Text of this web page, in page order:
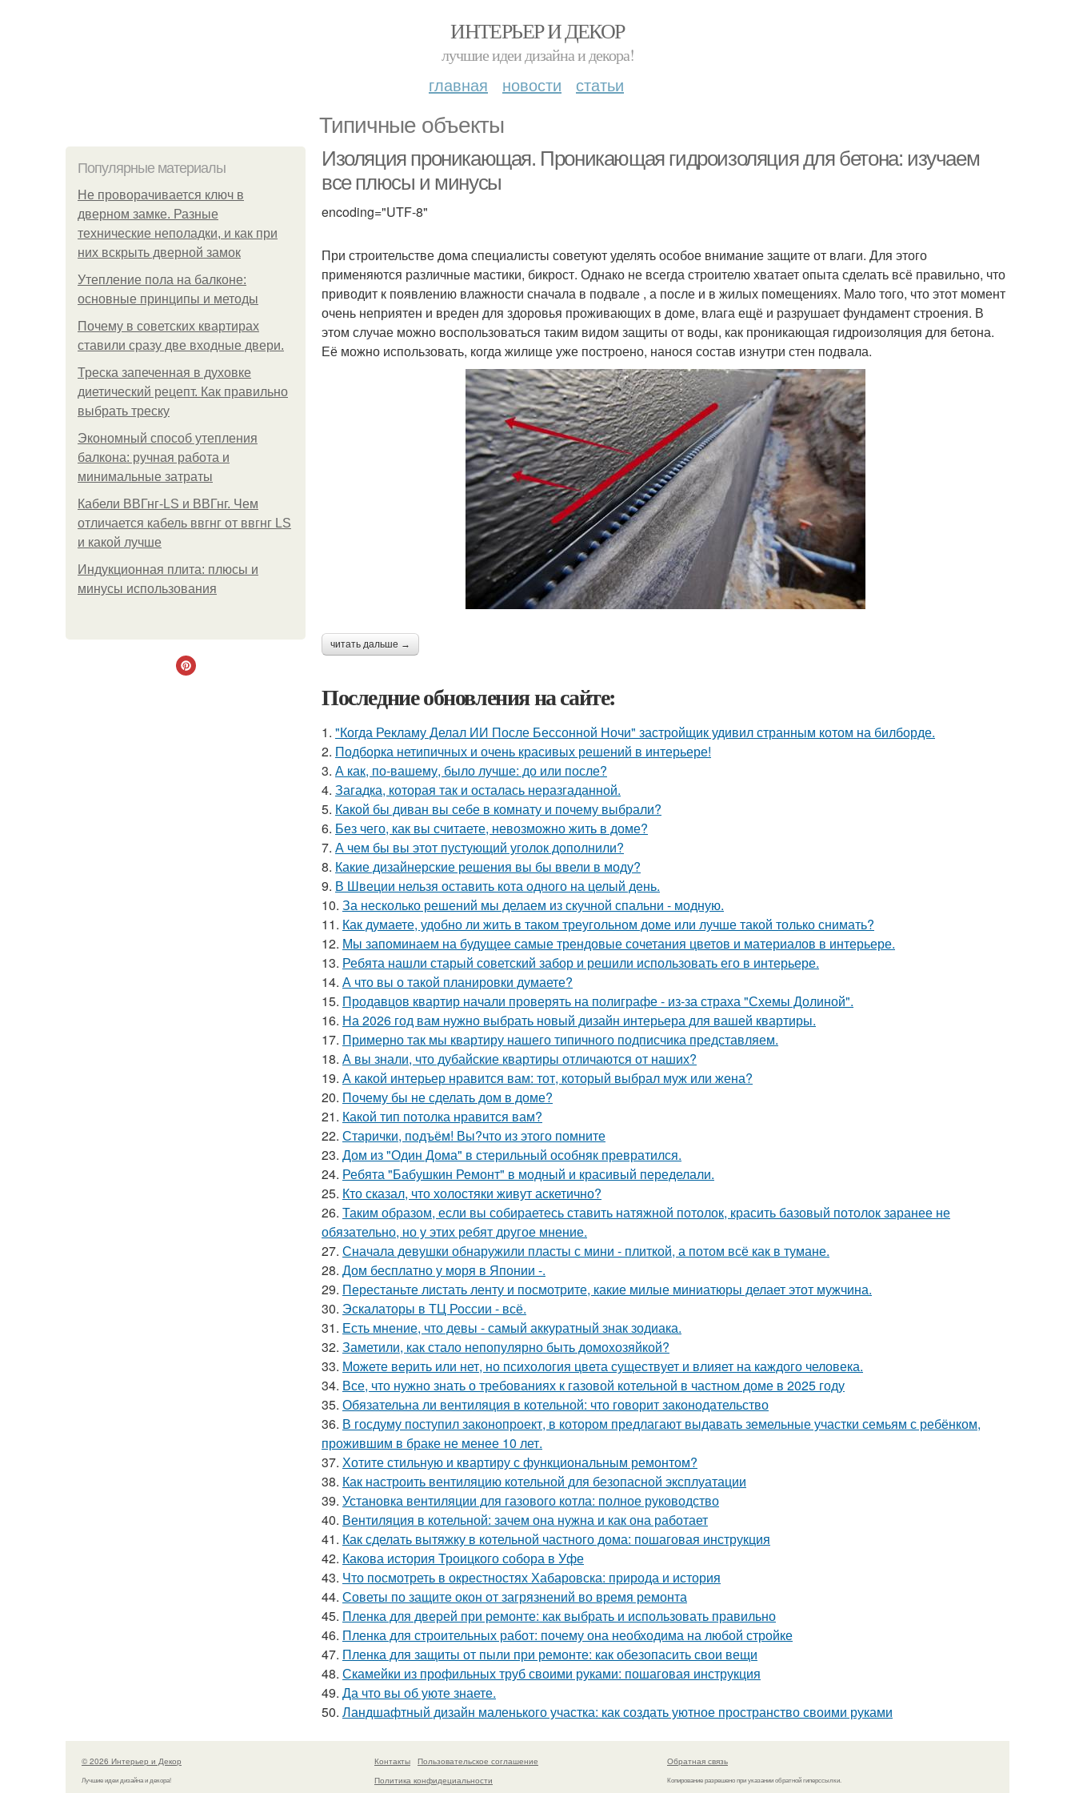
ИНТЕРЬЕР И ДЕКОР
лучшие идеи дизайна и декора!
главная новости статьи
Типичные объекты
Популярные материалы
Не проворачивается ключ в
дверном замке. Разные
технические неполадки, и как при
них вскрыть дверной замок
Утепление пола на балконе:
основные принципы и методы
Почему в советских квартирах
ставили сразу две входные двери.
Треска запеченная в духовке
диетический рецепт. Как правильно
выбрать треску
Экономный способ утепления
балкона: ручная работа и
минимальные затраты
Кабели ВВГнг-LS и ВВГнг. Чем
отличается кабель ввгнг от ввгнг LS
и какой лучше
Индукционная плита: плюсы и
минусы использования
Изоляция проникающая. Проникающая гидроизоляция для бетона: изучаем
все плюсы и минусы
encoding="UTF-8"
При строительстве дома специалисты советуют уделять особое внимание защите от влаги. Для этого
применяются различные мастики, бикрост. Однако не всегда строителю хватает опыта сделать всё правильно, что
приводит к появлению влажности сначала в подвале , а после и в жилых помещениях. Мало того, что этот момент
очень неприятен и вреден для здоровья проживающих в доме, влага ещё и разрушает фундамент строения. В
этом случае можно воспользоваться таким видом защиты от воды, как проникающая гидроизоляция для бетона.
Её можно использовать, когда жилище уже построено, нанося состав изнутри стен подвала.
читать дальше →
Последние обновления на сайте:
1. "Когда Рекламу Делал ИИ После Бессонной Ночи" застройщик удивил странным котом на билборде.
2. Подборка нетипичных и очень красивых решений в интерьере!
3. А как, по-вашему, было лучше: до или после?
4. Загадка, которая так и осталась неразгаданной.
5. Какой бы диван вы себе в комнату и почему выбрали?
6. Без чего, как вы считаете, невозможно жить в доме?
7. А чем бы вы этот пустующий уголок дополнили?
8. Какие дизайнерские решения вы бы ввели в моду?
9. В Швеции нельзя оставить кота одного на целый день.
10. За несколько решений мы делаем из скучной спальни - модную.
11. Как думаете, удобно ли жить в таком треугольном доме или лучше такой только снимать?
12. Мы запоминаем на будущее самые трендовые сочетания цветов и материалов в интерьере.
13. Ребята нашли старый советский забор и решили использовать его в интерьере.
14. А что вы о такой планировки думаете?
15. Продавцов квартир начали проверять на полиграфе - из-за страха "Схемы Долиной".
16. На 2026 год вам нужно выбрать новый дизайн интерьера для вашей квартиры.
17. Примерно так мы квартиру нашего типичного подписчика представляем.
18. А вы знали, что дубайские квартиры отличаются от наших?
19. А какой интерьер нравится вам: тот, который выбрал муж или жена?
20. Почему бы не сделать дом в доме?
21. Какой тип потолка нравится вам?
22. Старички, подъём! Вы?что из этого помните
23. Дом из "Один Дома" в стерильный особняк превратился.
24. Ребята "Бабушкин Ремонт" в модный и красивый переделали.
25. Кто сказал, что холостяки живут аскетично?
26. Таким образом, если вы собираетесь ставить натяжной потолок, красить базовый потолок заранее не
обязательно, но у этих ребят другое мнение.
27. Сначала девушки обнаружили пласты с мини - плиткой, а потом всё как в тумане.
28. Дом бесплатно у моря в Японии -.
29. Перестаньте листать ленту и посмотрите, какие милые миниатюры делает этот мужчина.
30. Эскалаторы в ТЦ России - всё.
31. Есть мнение, что девы - самый аккуратный знак зодиака.
32. Заметили, как стало непопулярно быть домохозяйкой?
33. Можете верить или нет, но психология цвета существует и влияет на каждого человека.
34. Все, что нужно знать о требованиях к газовой котельной в частном доме в 2025 году
35. Обязательна ли вентиляция в котельной: что говорит законодательство
36. В госдуму поступил законопроект, в котором предлагают выдавать земельные участки семьям с ребёнком,
прожившим в браке не менее 10 лет.
37. Хотите стильную и квартиру с функциональным ремонтом?
38. Как настроить вентиляцию котельной для безопасной эксплуатации
39. Установка вентиляции для газового котла: полное руководство
40. Вентиляция в котельной: зачем она нужна и как она работает
41. Как сделать вытяжку в котельной частного дома: пошаговая инструкция
42. Какова история Троицкого собора в Уфе
43. Что посмотреть в окрестностях Хабаровска: природа и история
44. Советы по защите окон от загрязнений во время ремонта
45. Пленка для дверей при ремонте: как выбрать и использовать правильно
46. Пленка для строительных работ: почему она необходима на любой стройке
47. Пленка для защиты от пыли при ремонте: как обезопасить свои вещи
48. Скамейки из профильных труб своими руками: пошаговая инструкция
49. Да что вы об уюте знаете.
50. Ландшафтный дизайн маленького участка: как создать уютное пространство своими руками
© 2026 Интерьер и Декор
Лучшие идеи дизайна и декора!
Контакты
Пользовательское соглашение
Политика конфидециальности
Обратная связь
Копирование разрешено при указании обратной гиперссылки.